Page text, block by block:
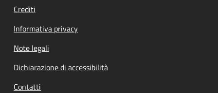
Crediti
Informativa privacy
Note legali
Dichiarazione di accessibilità
Contatti